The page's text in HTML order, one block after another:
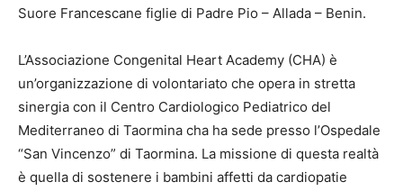
Suore Francescane figlie di Padre Pio – Allada – Benin.
L’Associazione Congenital Heart Academy (CHA) è
un’organizzazione di volontariato che opera in stretta
sinergia con il Centro Cardiologico Pediatrico del
Mediterraneo di Taormina cha ha sede presso l’Ospedale
“San Vincenzo” di Taormina. La missione di questa realtà
è quella di sostenere i bambini affetti da cardiopatie